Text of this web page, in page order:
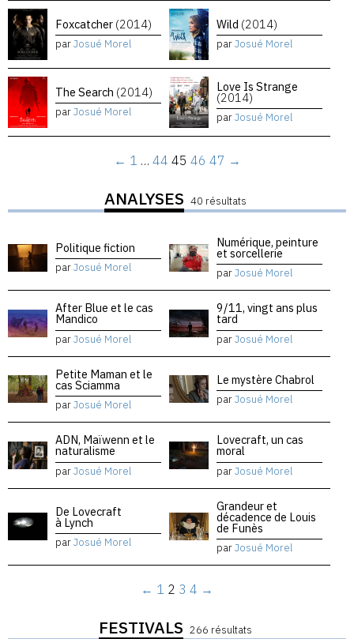
Foxcatcher (2014)
parJosué Morel
Wild (2014)
parJosué Morel
The Search (2014)
parJosué Morel
Love Is Strange
(2014)
parJosué Morel
← 1 … 44 45 46 47 →
ANALYSES 40 résultats
Politique fiction
parJosué Morel
Numérique, peinture
et sorcellerie
parJosué Morel
After Blue et le cas
Mandico
parJosué Morel
9/11, vingt ans plus
tard
parJosué Morel
Petite Maman et le
cas Sciamma
parJosué Morel
Le mystère Chabrol
parJosué Morel
ADN, Maïwenn et le
naturalisme
parJosué Morel
Lovecraft, un cas
moral
parJosué Morel
De Lovecraft
à Lynch
parJosué Morel
Grandeur et
décadence de Louis
de Funès
parJosué Morel
← 1 2 3 4 →
FESTIVALS 266 résultats